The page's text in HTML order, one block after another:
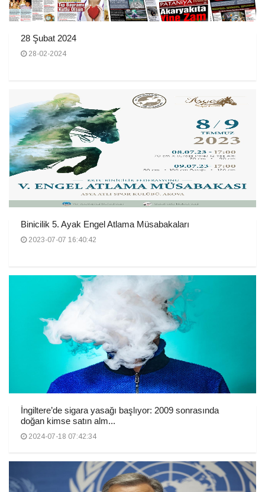
28 Şubat 2024
28-02-2024
Binicilik 5. Ayak Engel Atlama Müsabakaları
2023-07-07 16:40:42
İngiltere’de sigara yasağı başlıyor: 2009 sonrasında
doğan kimse satın alm...
2024-07-18 07:42:34